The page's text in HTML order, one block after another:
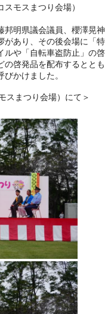
モスまつり会場）
邦明県議会議員、櫻澤晃神
があり、その後会場に「特
ルや「自転車盗防止」の啓
の啓発品を配布するととも
びかけました。
スまつり会場）にて＞